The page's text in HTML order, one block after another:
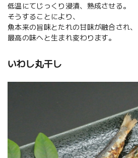
低温にてじっくり浸漬、熟成させる。
そうすることにより、
魚本来の旨味とたれの甘味が融合され、
最高の味へと生まれ変わります。
いわし丸干し